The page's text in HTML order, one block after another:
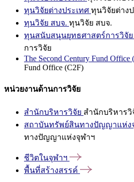
ทุนวิจัยต่างประเทศ ทุนวิจัยต่าง
ทุนวิจัย สบจ. ทุนวิจัย สบจ.
ทุนสนับสนุนยุทธศาสตร์การวิจัย
การวิจัย
The Second Century Fund Office
Fund Office (C2F)
หน่วยงานด้านการวิจัย
สำนักบริหารวิจัย สำนักบริหารวิ
สถาบันทรัพย์สินทางปัญญาแห่ง
ทางปัญญาแห่งจุฬาฯ
ชีวิตในจุฬาฯ
พื้นที่สร้างสรรค์